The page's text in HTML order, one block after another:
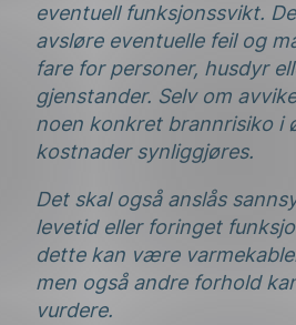
eventuell funksjonssvikt.
avsløre eventuelle feil og
fare for personer, husdyr
gjenstander. Selv om
noen konkret brannrisiko i
kostnader synliggjøres.
Det skal også anslås
levetid eller foringet
dette kan være
men også andre forhold
vurdere.